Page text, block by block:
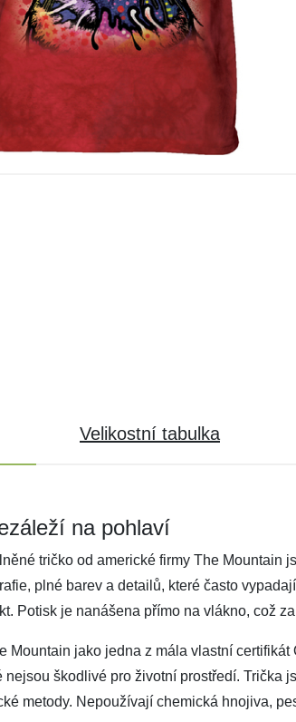
Velikostní tabulka
na pohlaví
tričko od americké firmy The Mountain
plné barev a detailů, které často
Potisk je nanášena přímo na vlákno, což
Mountain jako jedna z mála vlastní
nejsou škodlivé pro životní prostředí.
metody. Nepoužívají chemická hnojiva,